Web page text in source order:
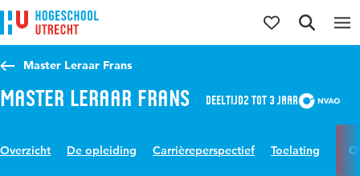
Direct naar de inhoud
Direct naar de hoofdnavigatie
Direct naar de zoekfunctie
Master Leraar Frans
Master Leraar Frans Deeltijd2 tot 3 jaar
Overzicht De opleiding Carrièreperspectief Toelating